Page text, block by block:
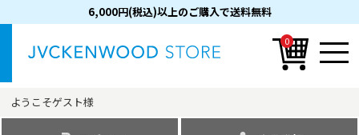
6,000円(税込)以上のご購入で送料無料
0
ようこそゲスト様